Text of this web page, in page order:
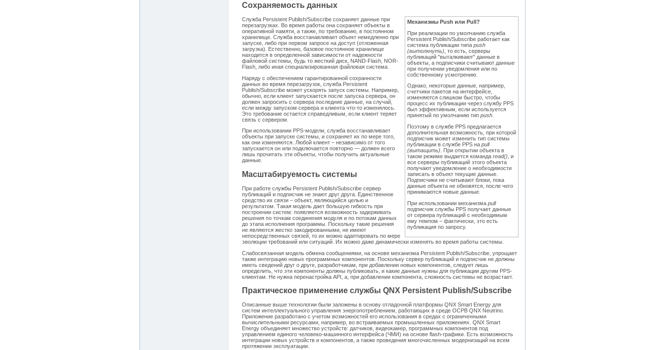
Сохраняемость данных
Механизмы Push или Pull?
При реализации по умолчанию служба
Persistent Publish/Subscribe работает как
система публикации типа push
(вытолкнуть) , то есть, серверы
публикаций "выталкивают" данные в
объекты, а подписчики считывают данные
при получении уведомления или по
собственному усмотрению.
Однако, некоторые данные, например,
счетчики пакетов на интерфейсе,
изменяются слишком быстро, чтобы
процесс их публикации через службу PPS
был эффективным, если используется
принятый по умолчанию тип push
Поэтому в службе PPS предлагается
дополнительная возможность, при которой
подписчик может изменить тип системы
публикации в службе PPS на pull
(вытащить) . При открытии объекта в
таком режиме выдается команда read() , и
все серверы публикаций этого объекта
получают уведомление о необходимости
записать в объект текущие данные.
Подписчики не считывают блоки, пока
данные объекта не обновятся, после чего
принимаются новые данные.
При использовании механизма pull
подписчик службы PPS получает данные
от сервера публикаций с необходимым
ему темпом – фактически, это есть
публикация по запросу.
Служба Persistent Publish/Subscribe сохраняет данные при
перезагрузках. Во время работы она сохраняет объекты в
оперативной памяти, а также, по требованию, в постоянном
хранилище. Служба восстанавливает объект немедленно при
запуске, либо при первом запросе на доступ (отложенная
загрузка). Естественно, базовое постоянное хранилище
находится в определенной зависимости от надежности
файловой системы, будь то жесткий диск, NAND-Flash, NOR-
Flash, либо иная специализированная файловая система.
Наряду с обеспечением гарантированной сохранности
данных во время перезагрузок, служба Persistent
Publish/Subscribe может ускорять запуск системы. Например,
обычно, если клиент запускается после запуска сервера, он
должен запросить с сервера последние данные, на случай,
если между запуском сервера и клиента что-то изменялось.
Это требование остается справедливым, если клиент теряет
связь с сервером.
При использовании PPS-модели, служба восстанавливает
объекты при запуске системы, и сохраняет их по мере того,
как они изменяются. Любой клиент – независимо от того
запускается он или подключается повторно — должен всего
лишь прочитать эти объекты, чтобы получить актуальные
данные.
Масштабируемость системы
При работе службы Persistent Publish/Subscribe сервер
публикаций и подписчик не знают друг друга. Единственное
средство их связи – объект, являющийся целью и
результатом. Такая модель дает большую гибкость при
построении систем: появляется возможность задерживать
решения по точкам соединения модуля и по потокам данных
до этапа исполнения программы. Поскольку такие решения
не являются жестко закодированными, не имеют
непосредственных связей, то их можно адаптировать по мере
эволюции требований или ситуаций. Их можно даже динамически изменять во время работы системы.
Слабосвязанная модель обмена сообщениями, на основе механизма Persistent Publish/Subscribe, упрощает
также интеграцию новых программных компонентов. Поскольку сервер публикаций и подписчик не должны
иметь сведений друг о друге, разработчикам, при добавлении новых компонентов, следует лишь
определить, что эти компоненты должны публиковать, и какие данные нужны для публикации другим PPS-
клиентам. Не нужна перенастройка API, а, при добавлении компонента, сложность системы не возрастает.
Практическое применение службы QNX Persistent Publish/Subscribe
Описанные выше технологии были заложены в основу отладочной платформы QNX Smart Energy для
систем интеллектуального управления энергопотреблением, работающих в среде ОСРВ QNX Neutrino.
Приложение разработано с учетом возможностей его использования в средах с ограниченными
вычислительными ресурсами, например, во встраиваемых промышленных приложениях. QNX Smart
Energy объединяет множество устройств: датчиков, видеокамер, программных компонентов под
управлением единого человеко-машинного интерфейса (ЧМИ) на основе flash-графики. Есть возможность
интеграции новых устройств и компонентов, а также проведения многочисленных модернизаций на всем
протяжении эксплуатации.